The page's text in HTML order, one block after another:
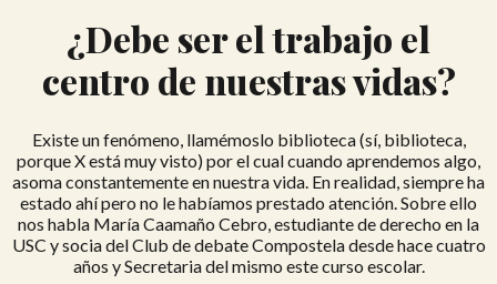
¿Debe ser el trabajo el
centro de nuestras vidas?
Existe un fenómeno, llamémoslo biblioteca (sí, biblioteca,
porque X está muy visto) por el cual cuando aprendemos algo,
asoma constantemente en nuestra vida. En realidad, siempre ha
estado ahí pero no le habíamos prestado atención. Sobre ello
nos habla María Caamaño Cebro, estudiante de derecho en la
USC y socia del Club de debate Compostela desde hace cuatro
años y Secretaria del mismo este curso escolar.